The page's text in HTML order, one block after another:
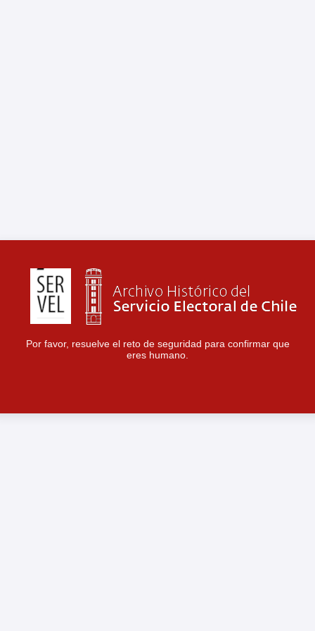
Por favor, resuelve el reto de seguridad para confirmar que
eres humano.